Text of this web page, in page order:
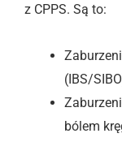
z CPPS. Są to:
(IBS/
bólem